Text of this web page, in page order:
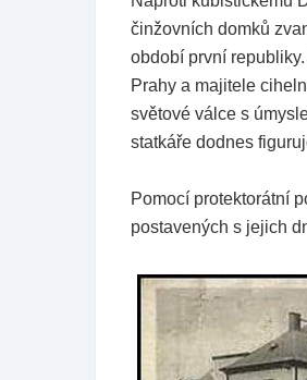
činžovních domků
období první
Prahy a majitele
světové válce s
statkáře dodnes
Pomocí protektorátní
postavených s jejich